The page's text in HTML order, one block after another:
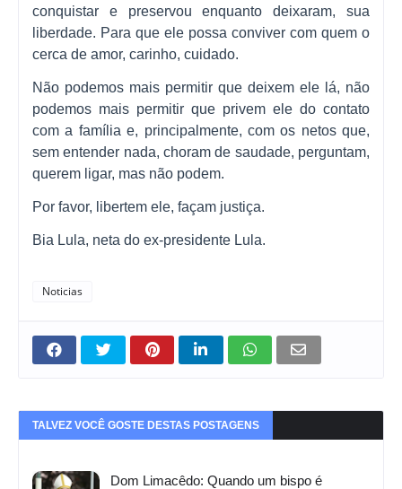
conquistar e preservou enquanto deixaram, sua
liberdade. Para que ele possa conviver com quem o
cerca de amor, carinho, cuidado.
Não podemos mais permitir que deixem ele lá, não
podemos mais permitir que privem ele do contato
com a família e, principalmente, com os netos que,
sem entender nada, choram de saudade, perguntam,
querem ligar, mas não podem.
Por favor, libertem ele, façam justiça.
Bia Lula, neta do ex-presidente Lula.
Noticias
TALVEZ VOCÊ GOSTE DESTAS POSTAGENS
Dom Limacêdo: Quando um bispo é